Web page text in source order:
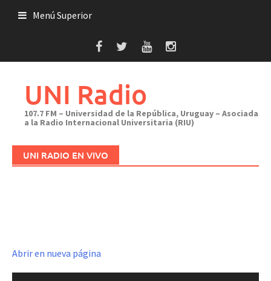
Menú Superior
UNI Radio
107.7 FM – Universidad de la República, Uruguay – Asociada
a la Radio Internacional Universitaria (RIU)
UNI RADIO EN VIVO
Abrir en nueva página